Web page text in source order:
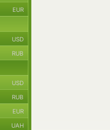
EUR
USD
RUB
USD
RUB
EUR
UAH